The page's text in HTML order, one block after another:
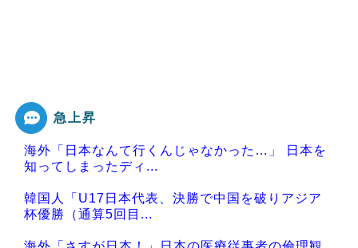
急上昇
海外「日本なんて行くんじゃなかった…」 日本を
知ってしまったディ...
韓国人「U17日本代表、決勝で中国を破りアジア
杯優勝（通算5回目...